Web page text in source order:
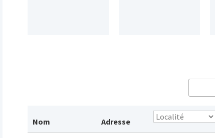
Nom Adresse